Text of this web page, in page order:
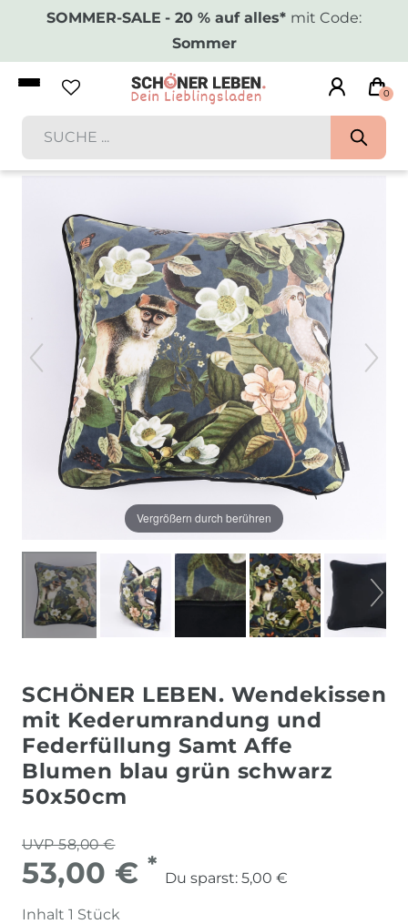
SOMMER-SALE - 20 % auf alles* mit Code:
Sommer
0
Vergrößern durch berühren
SCHÖNER LEBEN. Wendekissen
mit Kederumrandung und
Federfüllung Samt Affe
Blumen blau grün schwarz
50x50cm
UVP 58,00 €
53,00 € *
Du sparst: 5,00 €
Inhalt 1 Stück